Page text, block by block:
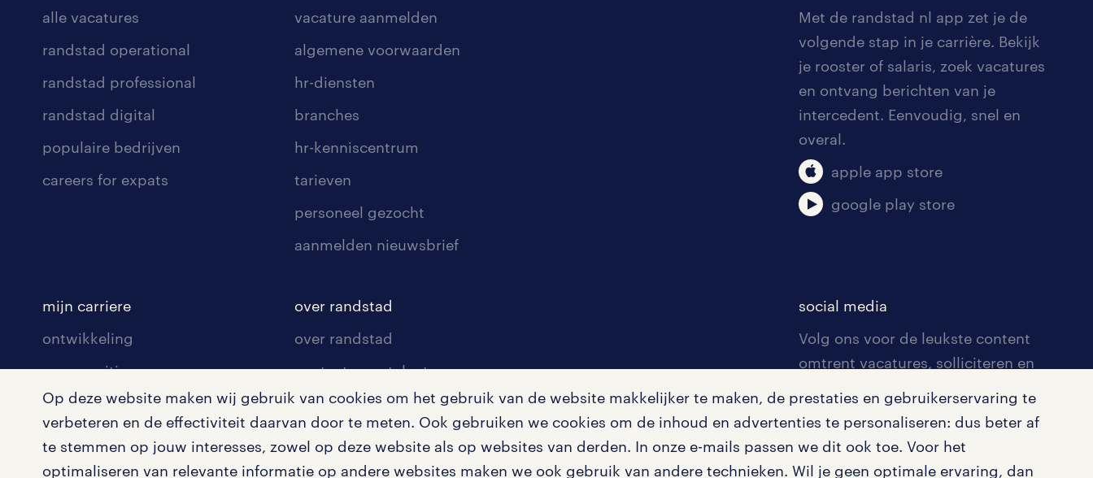
Op deze website maken wij gebruik van cookies om het gebruik van de website makkelijker te maken, de prestaties en gebruikerservaring te
verbeteren en de effectiviteit daarvan door te meten. Ook gebruiken we cookies om de inhoud en advertenties te personaliseren: dus beter af
te stemmen op jouw interesses, zowel op deze website als op websites van derden. In onze e-mails passen we dit ook toe. Voor het
optimaliseren van relevante informatie op andere websites maken we ook gebruik van andere technieken. Wil je geen optimale ervaring, dan
alle vacatures
randstad operational
randstad professional
randstad digital
populaire bedrijven
careers for expats
vacature aanmelden
algemene voorwaarden
hr-diensten
branches
hr-kenniscentrum
tarieven
personeel gezocht
aanmelden nieuwsbrief
mijn carriere
ontwikkeling
communities
opleidingen en trainingen
arbeidsvoorwaarden
over randstad
over randstad
contact voor talent
contact voor werkgevers
pers
Met de randstad nl app zet je de
volgende stap in je carrière. Bekijk
je rooster of salaris, zoek vacatures
en ontvang berichten van je
intercedent. Eenvoudig, snel en
overal.
apple app store
google play store
social media
Volg ons voor de leukste content
omtrent vacatures, solliciteren en